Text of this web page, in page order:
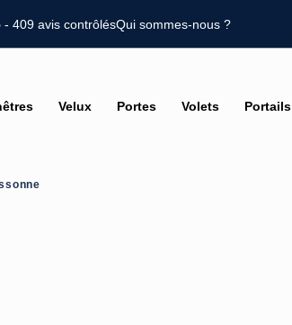
- 409 avis contrôlésQui sommes-nous ?
Velux Portes Volets Portails